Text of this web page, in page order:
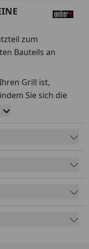
zum
Bauteils an
Grill ist,
Sie sich die
und dort
kommen Sie
Sie die
bitteHIER.